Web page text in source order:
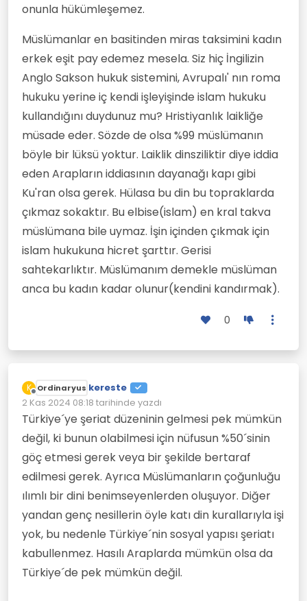
onunla hükümleşemez.
Müslümanlar en basitinden miras taksimini kadın
erkek eşit pay edemez mesela. Siz hiç İngilizin
Anglo Sakson hukuk sistemini, Avrupalı' nın roma
hukuku yerine iç kendi işleyişinde islam hukuku
kullandığını duydunuz mu? Hristiyanlık laikliğe
müsade eder. Sözde de olsa %99 müslümanın
böyle bir lüksü yoktur. Laiklik dinsziliktir diye iddia
eden Arapların iddiasının dayanağı kapı gibi
Ku'ran olsa gerek. Hülasa bu din bu topraklarda
çıkmaz sokaktır. Bu elbise(islam) en kral takva
müslümana bile uymaz. İşin içinden çıkmak için
islam hukukuna hicret şarttır. Gerisi
sahtekarlıktır. Müslümanım demekle müslüman
anca bu kadın kadar olunur(kendini kandırmak).
0
K
Çevrimdışı
Ordinaryus kereste
2 Kas 2024 08:18 tarihinde yazdı
Son düzenleyen:
Türkiye´ye şeriat düzeninin gelmesi pek mümkün
değil, ki bunun olabilmesi için nüfusun %50´sinin
göç etmesi gerek veya bir şekilde bertaraf
edilmesi gerek. Ayrıca Müslümanların çoğunluğu
ılımlı bir dini benimseyenlerden oluşuyor. Diğer
yandan genç nesillerin öyle katı din kurallarıyla işi
yok, bu nedenle Türkiye´nin sosyal yapısı şeriatı
kabullenmez. Hasılı Araplarda mümkün olsa da
Türkiye´de pek mümkün değil.